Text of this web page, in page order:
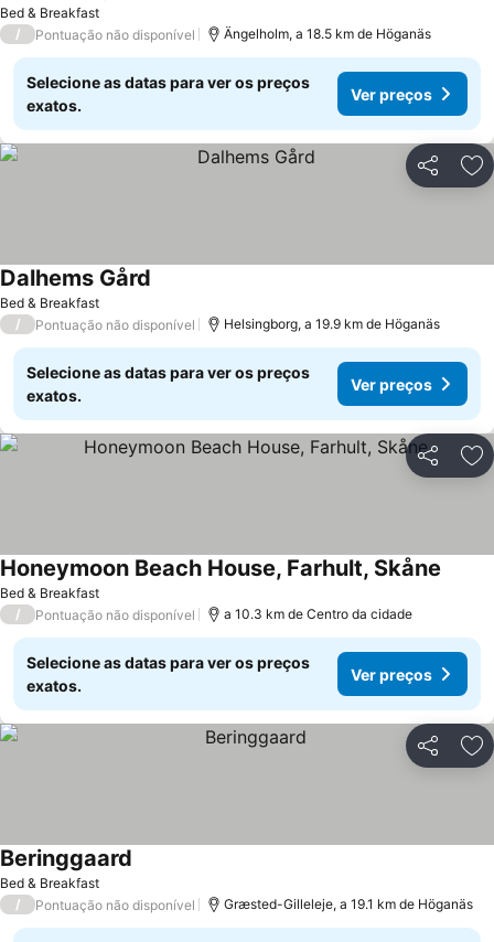
Bed & Breakfast
/ Pontuação não disponível Ängelholm, a 18.5 km de Höganäs
Selecione as datas para ver os preços
exatos.
Ver preços
Partilhar
Bed & Breakfast
Dalhems Gård
/ Pontuação não disponível Helsingborg, a 19.9 km de Höganäs
Selecione as datas para ver os preços
exatos.
Ver preços
Partilhar
Bed & Breakfast
Honeymoon Beach House, Farhult, Skåne
/ Pontuação não disponível a 10.3 km de Centro da cidade
Selecione as datas para ver os preços
exatos.
Ver preços
Partilhar
Bed & Breakfast
Beringgaard
/ Pontuação não disponível Græsted-Gilleleje, a 19.1 km de Höganäs